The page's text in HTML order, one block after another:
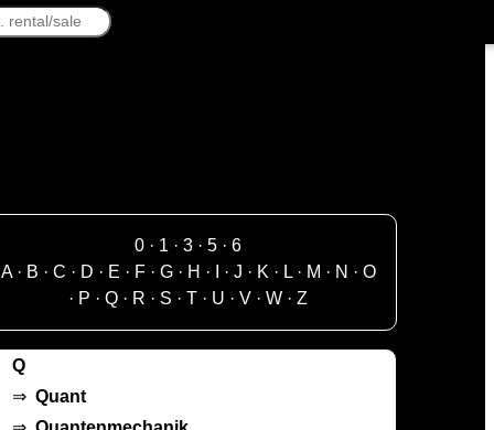
0 · 1 ·3 ·5 ·6
A· B · C · D · E · F· G· H · · J · K · L· M · N · O
· P ·Q · R · S ·T · U ·V ·W ·Z
Q
⇒Quant